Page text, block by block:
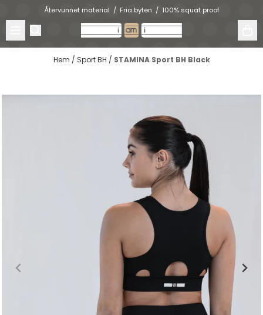
Hoppa till innehållÅtervunnet material / Fria byten / 100% squat proof
Hem / Sport BH / STAMINA Sport BH Black